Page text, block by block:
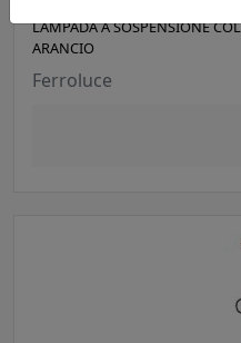
LAMPADA A SOSPENSIONE
ARANCIO
Ferroluce